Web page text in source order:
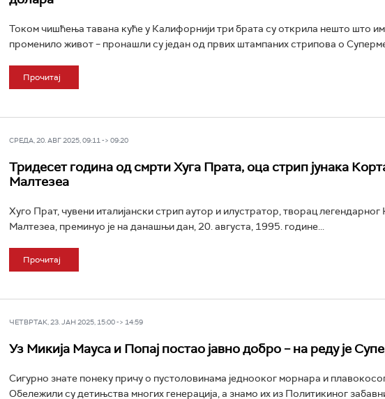
Током чишћења тавана куће у Калифорнији три брата су открила нешто што им
променило живот – пронашли су један од првих штампаних стрипова о
Прочитај
СРЕДА, 20. АВГ 2025, 09:11 -> 09:20
Тридесет година од смрти Хуга Прата, оца стрип јунака
Малтезеа
Хуго Прат, чувени италијански стрип аутор и илустратор, творац легендарног
Малтезеа, преминуо је на данашњи дан, 20. августа, 1995. године...
Прочитај
ЧЕТВРТАК, 23. ЈАН 2025, 15:00 -> 14:59
Уз Микија Мауса и Попај постао јавно добро – на реду је
Сигурно знате понеку причу о пустоловинама једнооког морнара и
Обележили су детињства многих генерација, а знамо их из Политикиног